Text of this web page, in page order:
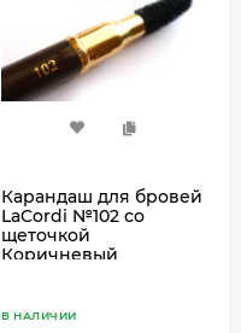
Карандаш для бровей
LaCordi №102 со
щеточкой
Коричневый
В НАЛИЧИИ